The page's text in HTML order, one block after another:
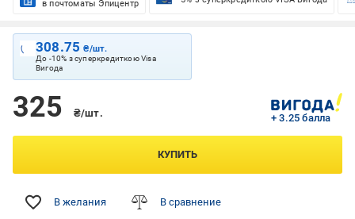
в почтоматы Эпицентр
308.75₴/шт.
До -10% з суперкредиткою Visa
Вигода
325 ₴/шт. + 3.25 балла
КУПИТЬ
В желания В сравнение